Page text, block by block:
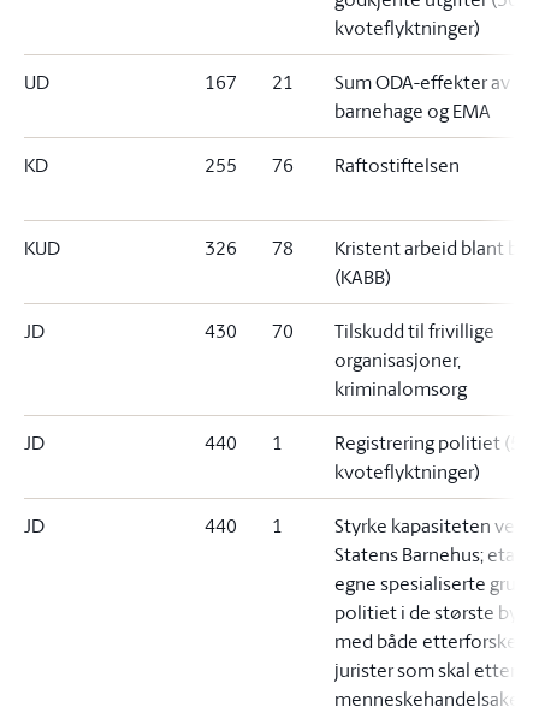
kvoteflyktninger)
UD 167 21
Sum ODA-effekter av
barnehage og EMA
KD 255 76 Raftostiftelsen
KUD 326 78
Kristent arbeid blant
(KABB)
JD 430 70
Tilskudd til frivillige
organisasjoner,
kriminalomsorg
JD 440 1
Registrering politiet
kvoteflyktninger)
JD 440 1
Styrke kapasiteten ved
Statens Barnehus;
egne spesialiserte
politiet i de største
med både etterforskere
jurister som skal
menneskehandelsaker.